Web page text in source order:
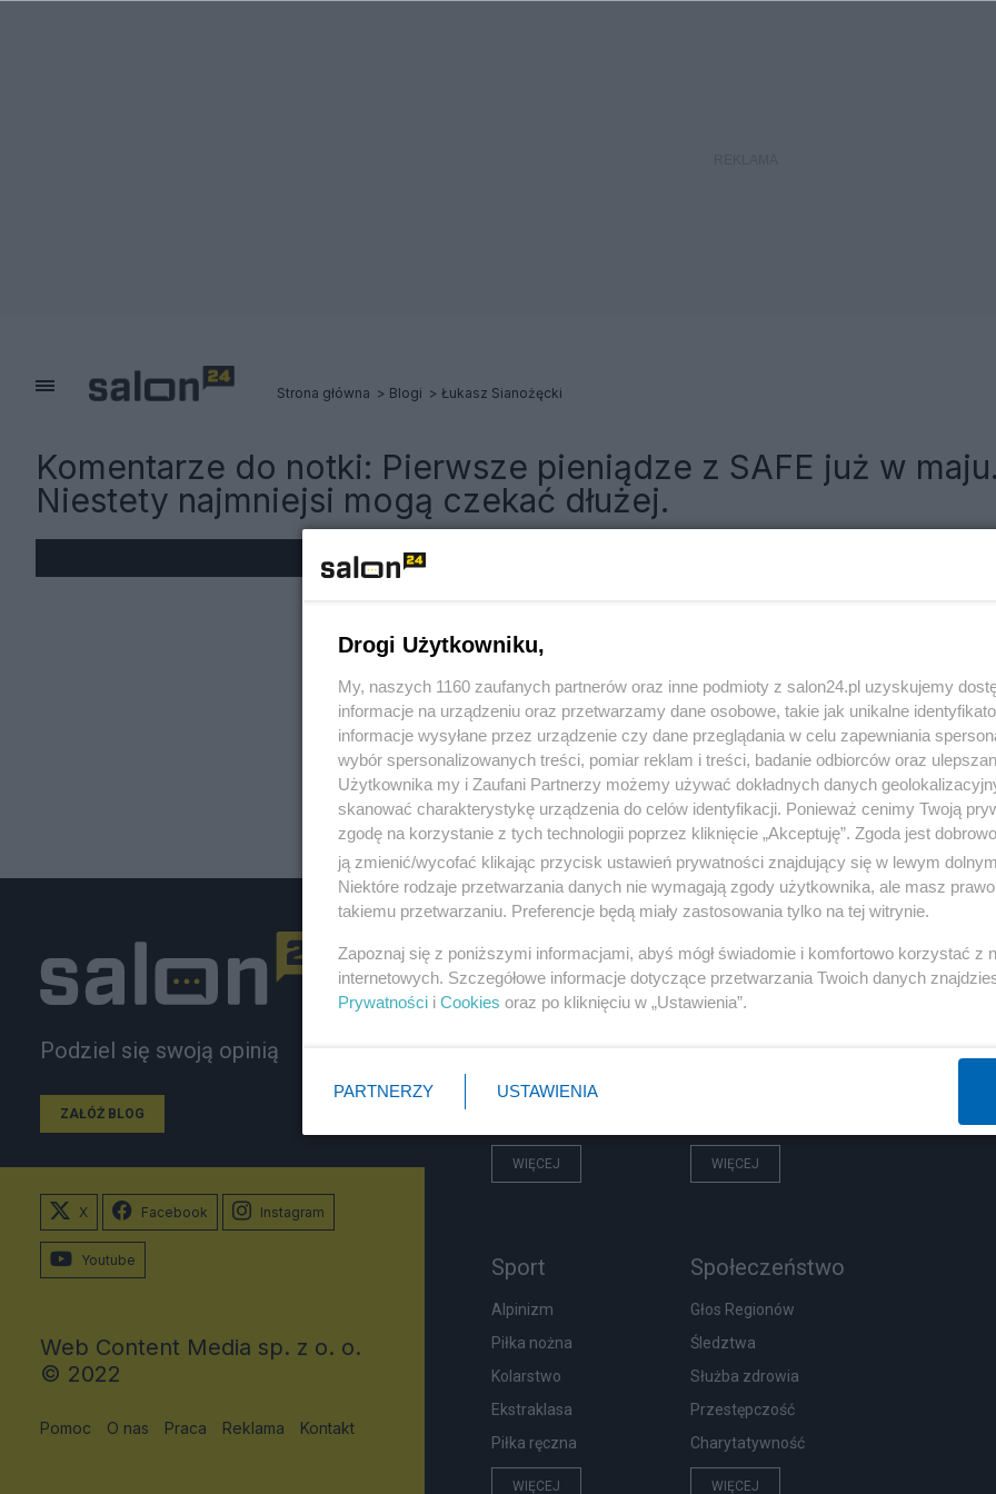
Strona główna Blogi Łukasz Sianożęcki
Komentarze do notki: Pierwsze pieniądze z SAFE już w maju.
Niestety najmniejsi mogą czekać dłużej.
Podziel się swoją opinią
ZAŁÓŻ BLOG
Polityka
Prezydent
KO
WIĘCEJ
Gospodarka
Pieniądze
WIĘCEJ
Sport
Alpinizm
Piłka nożna
Kolarstwo
Ekstraklasa
Piłka ręczna
WIĘCEJ
Społeczeństwo
Głos Regionów
Śledztwa
Służba zdrowia
Przestępczość
Charytatywność
WIĘCEJ
X Facebook Instagram
Youtube
Web Content Media sp. z o. o.
© 2022
Pomoc O nas Praca Reklama Kontakt
Drogi Użytkowniku,
My, naszych 1160 zaufanych partnerów oraz inne podmioty z salon24.pl uzyskujemy
informacje na urządzeniu oraz przetwarzamy dane osobowe, takie jak unikalne
informacje wysyłane przez urządzenie czy dane przeglądania w celu zapewniania
wybór spersonalizowanych treści, pomiar reklam i treści, badanie odbiorców oraz
Użytkownika my i Zaufani Partnerzy możemy używać dokładnych danych
skanować charakterystykę urządzenia do celów identyfikacji. Ponieważ cenimy Twoją
zgodę na korzystanie z tych technologii poprzez kliknięcie „Akceptuję”. Zgoda jest
ją zmienić/wycofać klikając przycisk ustawień prywatności znajdujący się w lewym
Niektóre rodzaje przetwarzania danych nie wymagają zgody użytkownika, ale masz
takiemu przetwarzaniu. Preferencje będą miały zastosowania tylko na tej witrynie.
Zapoznaj się z poniższymi informacjami, abyś mógł świadomie i komfortowo korzystać z
internetowych. Szczegółowe informacje dotyczące przetwarzania Twoich danych
Prywatności i Cookies oraz po kliknięciu w „Ustawienia”.
PARTNERZY USTAWIENIA